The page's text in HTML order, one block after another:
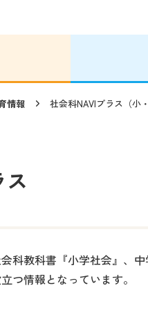
情報 社会科NAVIプラス（小
科教科書『小学社会』、
つ情報となっています。